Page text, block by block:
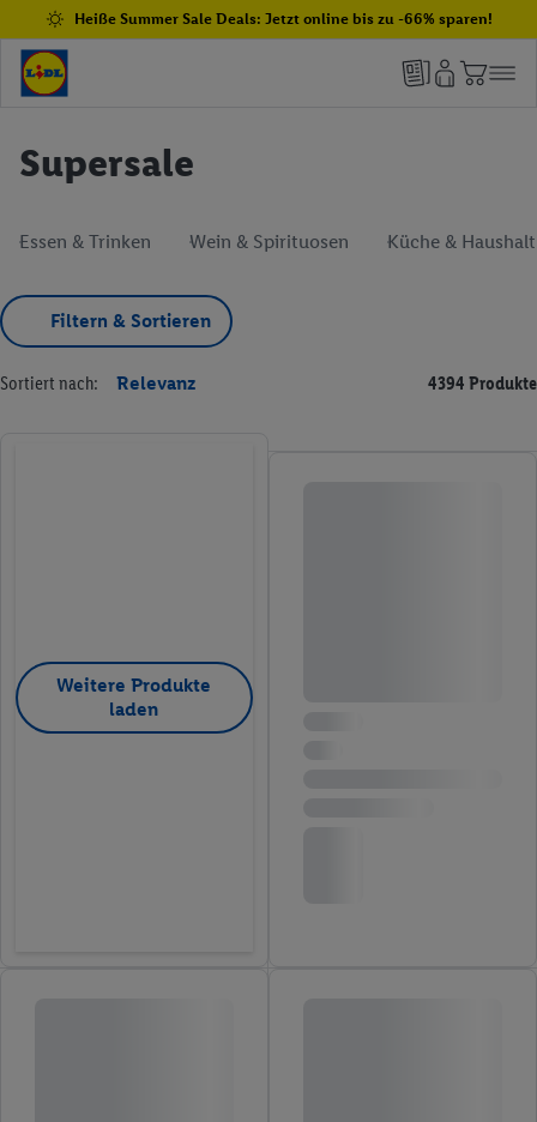
Heiße Summer Sale Deals: Jetzt online bis zu -66% sparen!
Supersale
Essen & Trinken Wein & Spirituosen Küche & Haushalt
Filtern & Sortieren
Sortiert nach: Relevanz 4394 Produkte
Weitere Produkte
laden